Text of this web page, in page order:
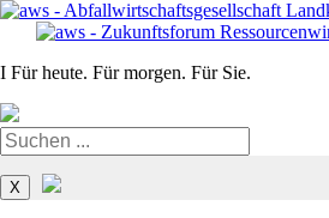
I Für heute. Für morgen. Für Sie.
überspringen
X